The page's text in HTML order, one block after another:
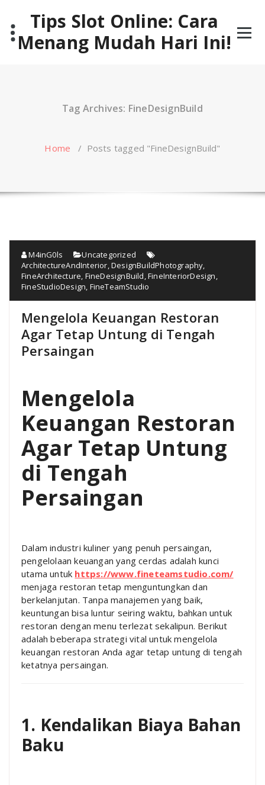
content Tips Slot Online: Cara
Menang Mudah Hari Ini!
Tag Archives: FineDesignBuild
Home / Posts tagged "FineDesignBuild"
M4inG0ls
Uncategorized
ArchitectureAndInterior ,DesignBuildPhotography
FineArchitecture FineDesignBuild ,FineInteriorDesign
FineStudioDesign FineTeamStudio
Mengelola Keuangan Restoran
Agar Tetap Untung di Tengah
Persaingan
Mengelola
Keuangan Restoran
Agar Tetap Untung
di Tengah
Persaingan
Dalam industri kuliner yang penuh persaingan,
pengelolaan keuangan yang cerdas adalah kunci
utama untuk https://www.fineteamstudio.com/
menjaga restoran tetap menguntungkan dan
berkelanjutan. Tanpa manajemen yang baik,
keuntungan bisa luntur seiring waktu, bahkan untuk
restoran dengan menu terlezat sekalipun. Berikut
adalah beberapa strategi vital untuk mengelola
keuangan restoran Anda agar tetap untung di tengah
ketatnya persaingan.
1. Kendalikan Biaya Bahan
Baku